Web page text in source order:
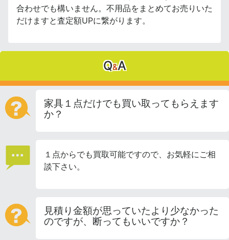
合わせでも構いません。不用品をまとめてお売りいた
だけますと査定額UPに繋がります。
Q&A
家具１点だけでも買い取ってもらえます
か？
１点からでも買取可能ですので、お気軽にご相
談下さい。
見積り金額が思っていたより少なかった
のですが、断ってもいいですか？